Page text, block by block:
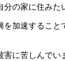
の家に住みた
加速すること
に苦しんでい